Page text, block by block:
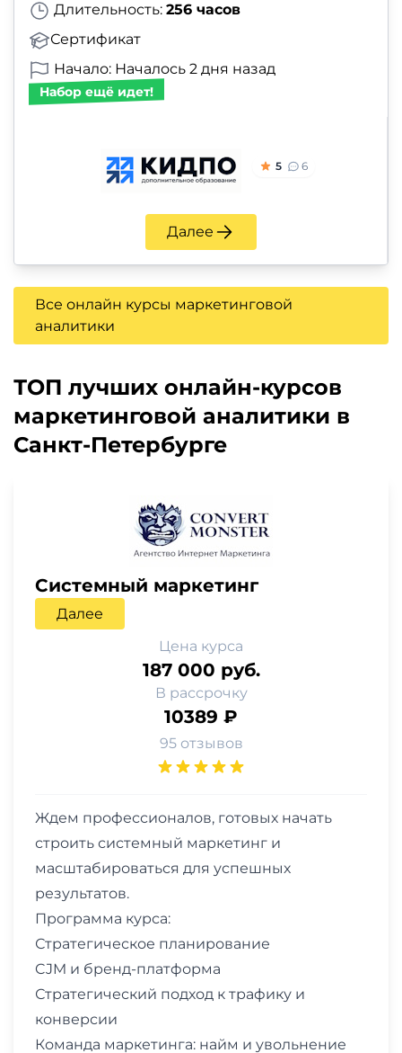
Длительность: 256 часов
Сертификат
Начало: Началось 2 дня назад
Набор ещё идет!
5 6
Далее
Все онлайн курсы маркетинговой
аналитики
ТОП лучших онлайн-курсов
маркетинговой аналитики в
Санкт-Петербурге
Системный маркетинг
Далее
Цена курса
187 000 руб.
В рассрочку
10389 ₽
95 отзывов
Ждем профессионалов, готовых начать
строить системный маркетинг и
масштабироваться для успешных
результатов.
Программа курса:
Стратегическое планирование
CJM и бренд-платформа
Стратегический подход к трафику и
конверсии
Команда маркетинга: найм и увольнение